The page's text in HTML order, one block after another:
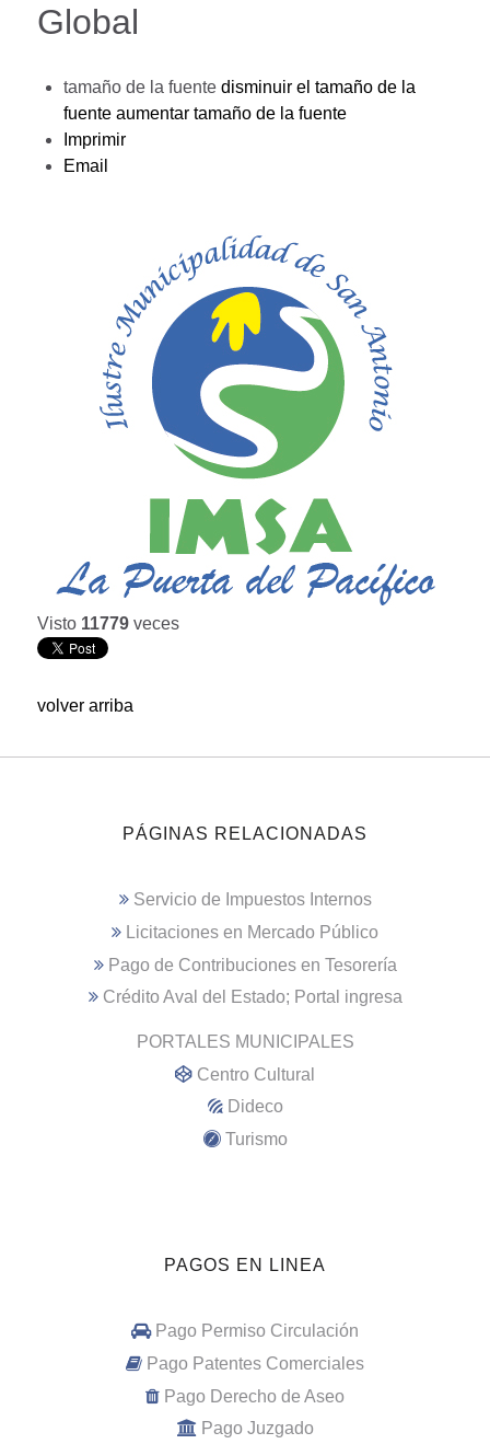
Global
tamaño de la fuente disminuir el tamaño de la
fuente aumentar tamaño de la fuente
Imprimir
Email
Visto 11779 veces
volver arriba
PÁGINAS RELACIONADAS
Servicio de Impuestos Internos
Licitaciones en Mercado Público
Pago de Contribuciones en Tesorería
Crédito Aval del Estado; Portal ingresa
PORTALES MUNICIPALES
Centro Cultural
Dideco
Turismo
PAGOS EN LINEA
Pago Permiso Circulación
Pago Patentes Comerciales
Pago Derecho de Aseo
Pago Juzgado